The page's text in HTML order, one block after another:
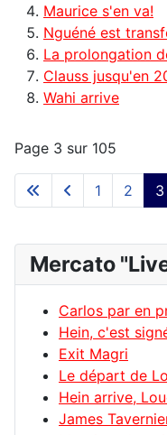
Maurice s'en va!
Nguéné est
La prolongation
Clauss jusqu'en
Wahi arrive
Page 3 sur 105
1 2 3
Mercato
Carlos par en
Hein, c'est
Exit Magri
Le départ de
Hein arrive,
James